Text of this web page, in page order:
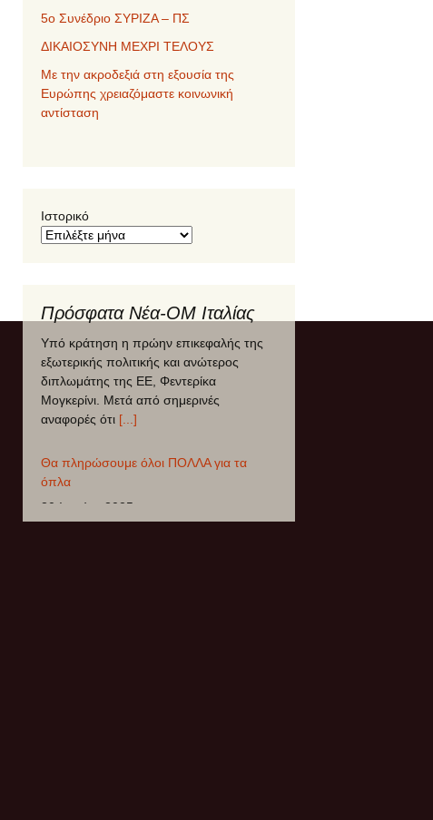
5ο Συνέδριο ΣΥΡΙΖΑ – ΠΣ
ΔΙΚΑΙΟΣΥΝΗ ΜΕΧΡΙ ΤΕΛΟΥΣ
Με την ακροδεξιά στη εξουσία της
Ευρώπης χρειαζόμαστε κοινωνική
αντίσταση
Ιστορικό
Πρόσφατα Νέα-ΟΜ Ιταλίας
Θα πληρώσουμε όλοι ΠΟΛΛΑ για τα
όπλα
30 Ιουνίου 2025
Το πρόβλημα με τις στρατιωτικές
δαπάνες είναι ότι τελικά ξεμένεις από
γλείψιμο του Γενικού Γραμματέα του